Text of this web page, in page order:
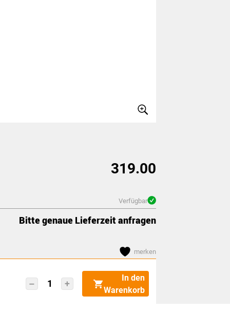
319.00
Verfügbar
Bitte genaue Lieferzeit anfragen
merken
kerkmann
In den
Warenkorb